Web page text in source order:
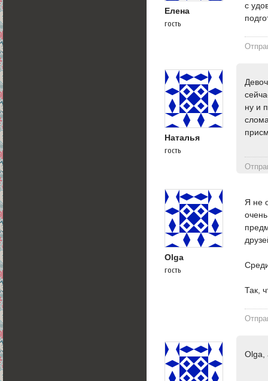
Елена
гость
с
Наталья
гость
ну и
Olga
гость
Я не
Так,
Olga,